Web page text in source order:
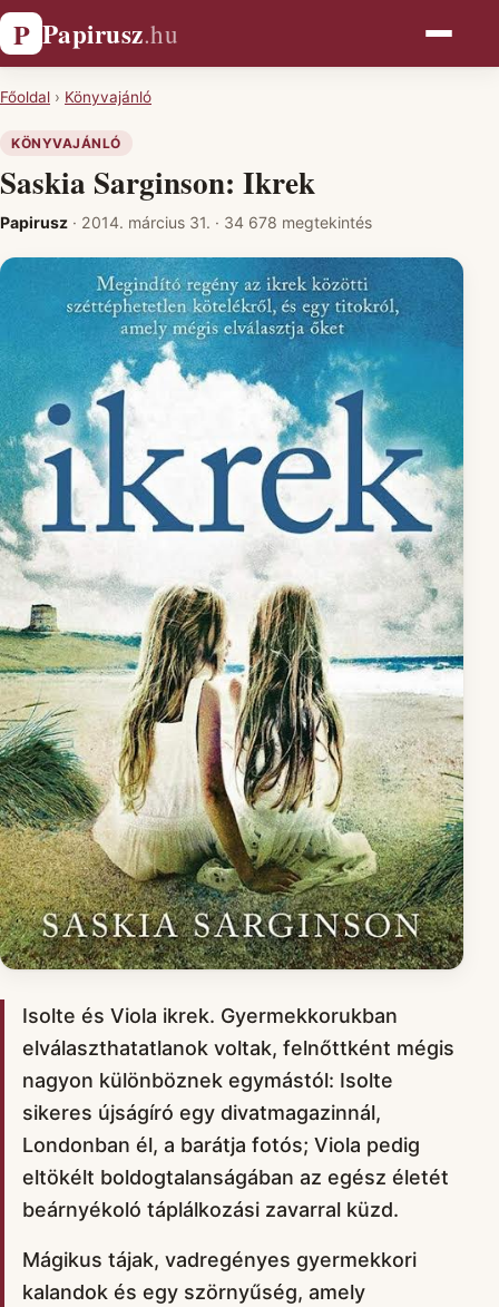
P Papirusz.hu
Főoldal › Könyvajánló
KÖNYVAJÁNLÓ
Saskia Sarginson: Ikrek
Papirusz · 2014. március 31. · 34 678 megtekintés
Isolte és Viola ikrek. Gyermekkorukban
elválaszthatatlanok voltak, felnőttként mégis
nagyon különböznek egymástól: Isolte
sikeres újságíró egy divatmagazinnál,
Londonban él, a barátja fotós; Viola pedig
eltökélt boldogtalanságában az egész életét
beárnyékoló táplálkozási zavarral küzd.
Mágikus tájak, vadregényes gyermekkori
kalandok és egy szörnyűség, amely